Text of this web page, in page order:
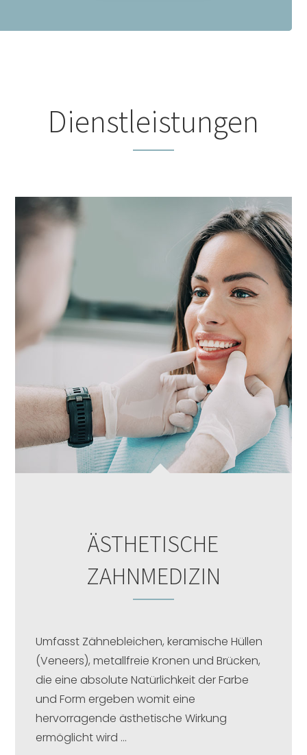
Dienstleistungen
ÄSTHETISCHE
ZAHNMEDIZIN
Umfasst Zähnebleichen, keramische Hüllen
(Veneers), metallfreie Kronen und Brücken,
die eine absolute Natürlichkeit der Farbe
und Form ergeben womit eine
hervorragende ästhetische Wirkung
ermöglicht wird …